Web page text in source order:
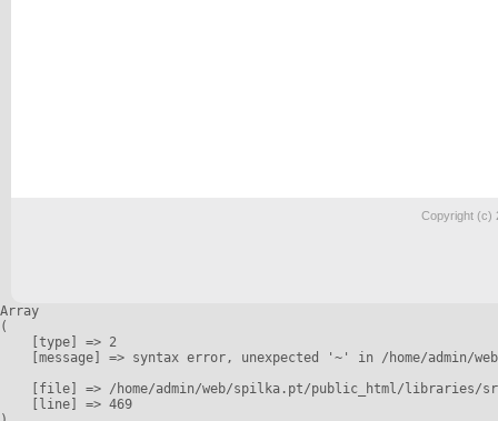
Copyright (c)
Array
(
    [type] => 2
[message] => syntax error, unexpected '~' in /home/admin/
[file] => /home/admin/web/spilka.pt/public_html/libraries/
    [line] => 469